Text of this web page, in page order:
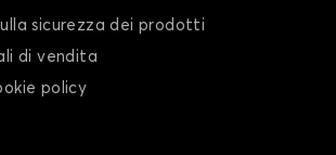
sicurezza dei prodotti
di vendita
policy